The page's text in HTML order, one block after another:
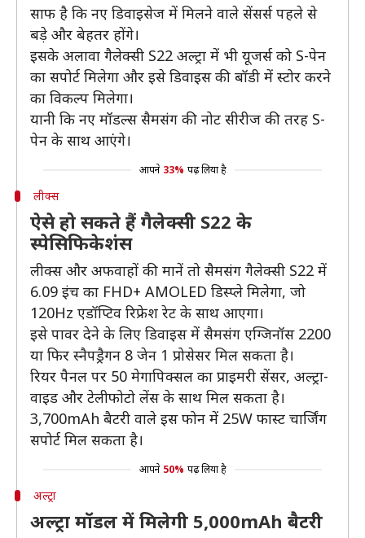
साफ है कि नए डिवाइसेज में मिलने वाले सेंसर्स पहले से
बड़े और बेहतर होंगे।
इसके अलावा गैलेक्सी S22 अल्ट्रा में भी यूजर्स को S-पेन
का सपोर्ट मिलेगा और इसे डिवाइस की बॉडी में स्टोर करने
का विकल्प मिलेगा।
यानी कि नए मॉडल्स सैमसंग की नोट सीरीज की तरह S-
पेन के साथ आएंगे।
आपने 33% पढ़ लिया है
लीक्स
ऐसे हो सकते हैं गैलेक्सी S22 के
स्पेसिफिकेशंस
लीक्स और अफवाहों की मानें तो सैमसंग गैलेक्सी S22 में
6.09 इंच का FHD+ AMOLED डिस्प्ले मिलेगा, जो
120Hz एडॉप्टिव रिफ्रेश रेट के साथ आएगा।
इसे पावर देने के लिए डिवाइस में सैमसंग एग्जिनॉस 2200
या फिर स्नैपड्रैगन 8 जेन 1 प्रोसेसर मिल सकता है।
रियर पैनल पर 50 मेगापिक्सल का प्राइमरी सेंसर, अल्ट्रा-
वाइड और टेलीफोटो लेंस के साथ मिल सकता है।
3,700mAh बैटरी वाले इस फोन में 25W फास्ट चार्जिंग
सपोर्ट मिल सकता है।
आपने 50% पढ़ लिया है
अल्ट्रा
अल्ट्रा मॉडल में मिलेगी 5,000mAh बैटरी